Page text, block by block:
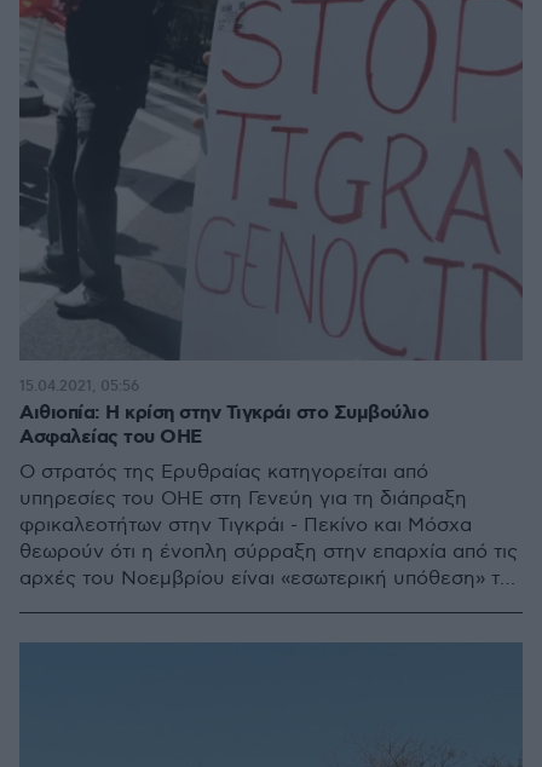
Αιθιοπία: Η κρίση στην Τιγκράι στο Συμβούλιο
Ασφαλείας του ΟΗΕ
Ο στρατός της Ερυθραίας κατηγορείται από
υπηρεσίες του ΟΗΕ στη Γενεύη για τη διάπραξη
φρικαλεοτήτων στην Τιγκράι - Πεκίνο και Μόσχα
θεωρούν ότι η ένοπλη σύρραξη στην επαρχία από τις
αρχές του Νοεμβρίου είναι «εσωτερική υπόθεση» της
15.04.2021, 05:56